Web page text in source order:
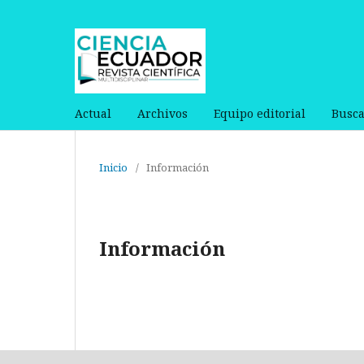
Actual Archivos Equipo editorial
Inicio / Información
Información